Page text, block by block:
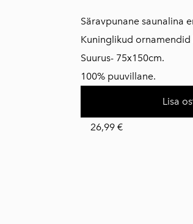
Säravpunane saunalina
Kuninglikud
Suurus- 75x150cm.
100% puuvillane.
Lisa
26,99 €